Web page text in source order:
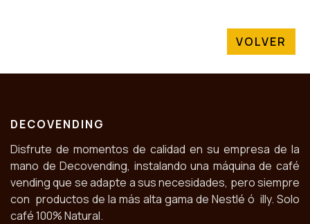
VOLVER
DECOVENDING
Disfrute de momentos de calidad en su empresa de la
mano de Decovending, instalando una máquina de café
vending que se adapte a sus necesidades, pero siempre
con productos de la más alta gama de Nestlé ó illy. Solo
café 100% Natural.